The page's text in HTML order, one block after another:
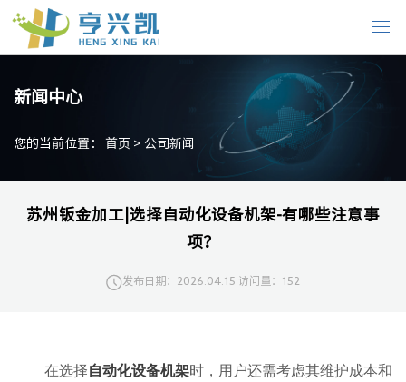
新闻中心
您的当前位置： 首页 > 公司新闻
苏州钣金加工|选择自动化设备机架-有哪些注意事
项？
发布日期：2026.04.15 访问量：152
在选择自动化设备机架时，用户还需考虑其维护成本和